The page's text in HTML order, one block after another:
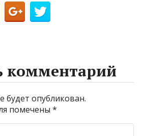
комментарий
будет опубликован.
помечены*